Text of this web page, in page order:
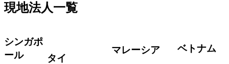
現地法人一覧
シンガポ
ール
タイ
マレーシア ベトナム